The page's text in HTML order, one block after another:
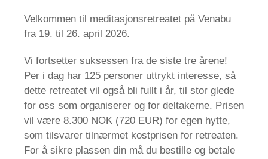
kr 2000
kr 10300
Velkommen til meditasjonsretreatet på Venabu
fra 19. til 26. april 2026.
Vi fortsetter suksessen fra de siste tre årene!
Per i dag har 125 personer uttrykt interesse, så
dette retreatet vil også bli fullt i år, til stor glede
for oss som organiserer og for deltakerne. Prisen
vil være 8.300 NOK (720 EUR) for egen hytte,
som tilsvarer tilnærmet kostprisen for retreaten.
For å sikre plassen din må du bestille og betale